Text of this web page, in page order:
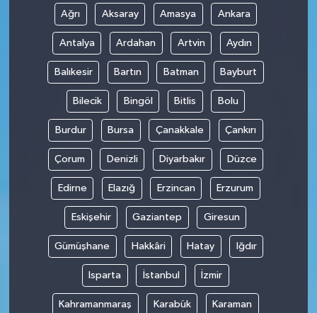
Ağrı Aksaray Amasya Ankara
Antalya Ardahan Artvin Aydın
Balıkesir Bartın Batman Bayburt
Bilecik Bingöl Bitlis Bolu
Burdur Bursa Çanakkale Çankırı
Çorum Denizli Diyarbakır Düzce
Edirne Elazığ Erzincan Erzurum
Eskişehir Gaziantep Giresun
Gümüşhane Hakkâri Hatay Iğdır
Isparta İstanbul İzmir
Kahramanmaraş Karabük Karaman